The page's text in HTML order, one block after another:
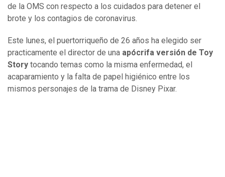
de la OMS con respecto a los cuidados para detener el
brote y los contagios de coronavirus.
Este lunes, el puertorriqueño de 26 años ha elegido ser
practicamente el director de una apócrifa versión de Toy
Story tocando temas como la misma enfermedad, el
acaparamiento y la falta de papel higiénico entre los
mismos personajes de la trama de Disney Pixar.